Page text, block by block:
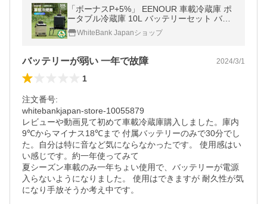
「ボーナスP+5%」 EENOUR 車載冷蔵庫 ポ
ータブル冷蔵庫 10L バッテリーセット バッ
テリー付き -20℃〜10℃ 急速冷却 ポータブ
ル冷凍庫 イーノウ D10
WhiteBank Japanショップ
バッテリーが弱い 一年で故障 2024/3/1
1
注文番号:
whitebankjapan-store-10055879
レビューや動画見て初めて車載冷蔵庫購入しました。庫内
9℃からマイナス18℃まで 付属バッテリーのみで30分でし
た。自分は特に音など気にならなかったです。 使用感はい
い感じです。約一年使ってみて
夏シーズン車載のみ一年ちょい使用で、バッテリーが電源
入らないようになりました。 使用はできますが 耐久性が気
になり手放そうか考え中です。